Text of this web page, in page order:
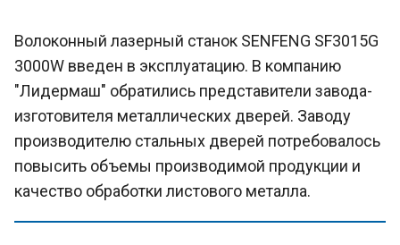
Волоконный лазерный станок SENFENG SF3015G
3000W введен в эксплуатацию. В компанию
"Лидермаш" обратились представители завода-
изготовителя металлических дверей. Заводу
производителю стальных дверей потребовалось
повысить объемы производимой продукции и
качество обработки листового металла.